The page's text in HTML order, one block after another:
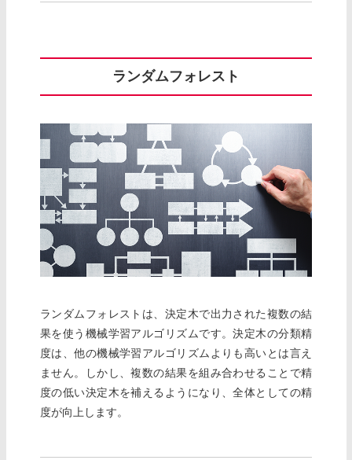
ランダムフォレスト
ランダムフォレストは、決定木で出力された複数の結
果を使う機械学習アルゴリズムです。決定木の分類精
度は、他の機械学習アルゴリズムよりも高いとは言え
ません。しかし、複数の結果を組み合わせることで精
度の低い決定木を補えるようになり、全体としての精
度が向上します。